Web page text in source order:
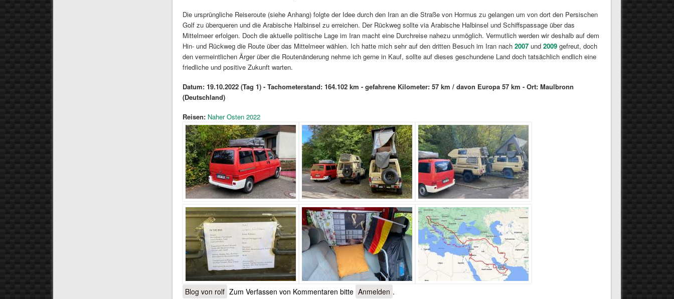
Die ursprüngliche Reiseroute (siehe Anhang) folgte der Idee durch den Iran an die Straße von Hormus zu gelangen um von dort den Persischen
Golf zu überqueren und die Arabische Halbinsel zu erreichen. Der Rückweg sollte via Arabische Halbinsel und Schiffspassage über das
Mittelmeer erfolgen. Doch die aktuelle politische Lage im Iran macht eine Durchreise nahezu unmöglich. Vermutlich werden wir deshalb auf dem
Hin- und Rückweg die Route über das Mittelmeer wählen. Ich hatte mich sehr auf den dritten Besuch im Iran nach2007 und2009 gefreut, doch
den vermeintlichen Ärger über die Routenänderung nehme ich gerne in Kauf, sollte auf dieses geschundene Land doch tatsächlich endlich eine
friedliche und positive Zukunft warten.
Datum: 19.10.2022 (Tag 1) - Tachometerstand: 164.102 km - gefahrene Kilometer: 57 km / davon Europa 57 km - Ort: Maulbronn
(Deutschland)
Reisen: Naher Osten 2022
Blog von rolf Zum Verfassen von Kommentaren bitte Anmelden .